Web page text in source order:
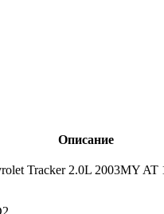
Описание
Tracker 2.0L 2003MY AT